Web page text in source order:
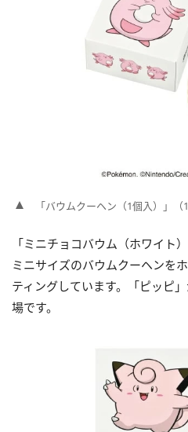
「バウムクーヘン（1個入）」（
「ミニチョコバウム（ホワイト
ミニサイズのバウムクーヘンを
ティングしています。「ピッピ
場です。